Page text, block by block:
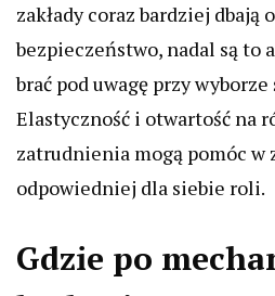
zakłady coraz bardziej dbają
bezpieczeństwo, nadal są to
brać pod uwagę przy
Elastyczność i otwartość na
zatrudnienia mogą pomóc w
odpowiedniej dla siebie roli.
Gdzie po